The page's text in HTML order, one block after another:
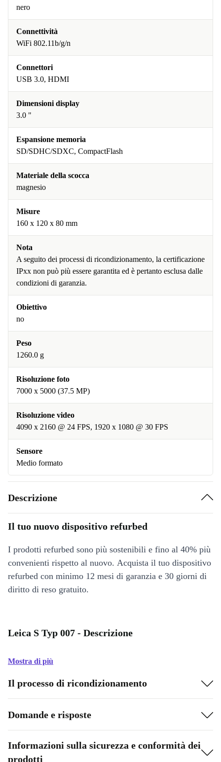
nero
Connettività
WiFi 802.11b/g/n
Connettori
USB 3.0, HDMI
Dimensioni display
3.0 "
Espansione memoria
SD/SDHC/SDXC, CompactFlash
Materiale della scocca
magnesio
Misure
160 x 120 x 80 mm
Nota
A seguito dei processi di ricondizionamento, la certificazione
IPxx non può più essere garantita ed è pertanto esclusa dalle
condizioni di garanzia.
Obiettivo
no
Peso
1260.0 g
Risoluzione foto
7000 x 5000 (37.5 MP)
Risoluzione video
4090 x 2160 @ 24 FPS, 1920 x 1080 @ 30 FPS
Sensore
Medio formato
Descrizione
Il tuo nuovo dispositivo refurbed
I prodotti refurbed sono più sostenibili e fino al 40% più
convenienti rispetto al nuovo. Acquista il tuo dispositivo
refurbed con minimo 12 mesi di garanzia e 30 giorni di
diritto di reso gratuito.
Leica S Typ 007 - Descrizione
Mostra di più
Il processo di ricondizionamento
Domande e risposte
Informazioni sulla sicurezza e conformità dei
prodotti